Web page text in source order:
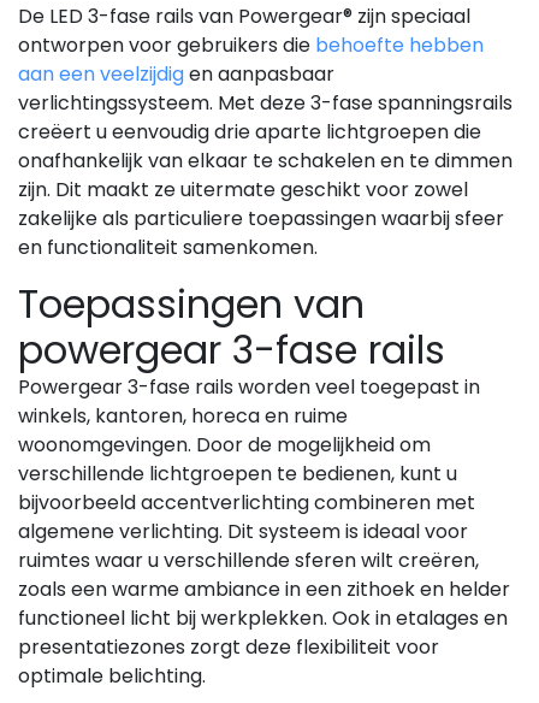
De LED 3-fase rails van Powergear® zijn speciaal
ontworpen voor gebruikers die behoefte hebben
aan een veelzijdigen aanpasbaar
verlichtingssysteem. Met deze 3-fase spanningsrails
creëert u eenvoudig drie aparte lichtgroepen die
onafhankelijk van elkaar te schakelen en te dimmen
zijn. Dit maakt ze uitermate geschikt voor zowel
zakelijke als particuliere toepassingen waarbij sfeer
en functionaliteit samenkomen.
Toepassingen van
powergear 3-fase rails
Powergear 3-fase rails worden veel toegepast in
winkels, kantoren, horeca en ruime
woonomgevingen. Door de mogelijkheid om
verschillende lichtgroepen te bedienen, kunt u
bijvoorbeeld accentverlichting combineren met
algemene verlichting. Dit systeem is ideaal voor
ruimtes waar u verschillende sferen wilt creëren,
zoals een warme ambiance in een zithoek en helder
functioneel licht bij werkplekken. Ook in etalages en
presentatiezones zorgt deze flexibiliteit voor
optimale belichting.